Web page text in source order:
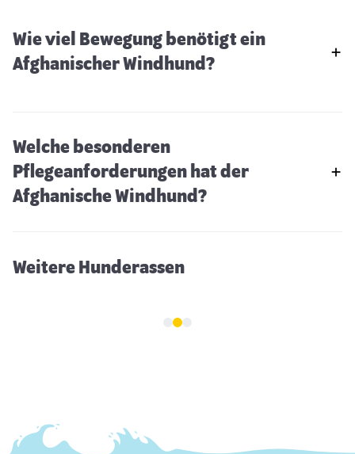
Wie viel Bewegung benötigt ein
Afghanischer Windhund?
Welche besonderen
Pflegeanforderungen hat der
Afghanische Windhund?
Weitere Hunderassen
Malinois